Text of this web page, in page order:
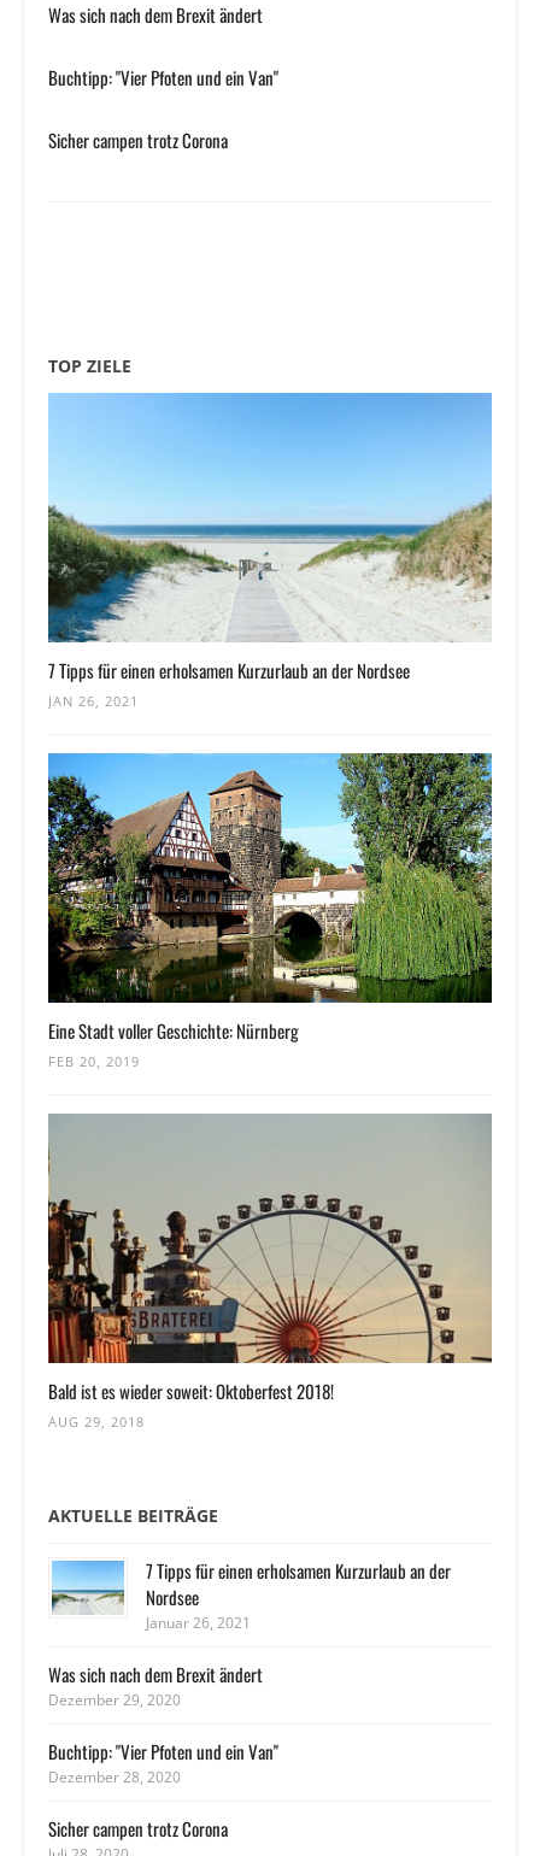
Was sich nach dem Brexit ändert
Buchtipp: "Vier Pfoten und ein Van"
Sicher campen trotz Corona
TOP ZIELE
7 Tipps für einen erholsamen Kurzurlaub an der Nordsee
JAN 26, 2021
Eine Stadt voller Geschichte: Nürnberg
FEB 20, 2019
Bald ist es wieder soweit: Oktoberfest 2018!
AUG 29, 2018
AKTUELLE BEITRÄGE
7 Tipps für einen erholsamen Kurzurlaub an der
Nordsee
Januar 26, 2021
Was sich nach dem Brexit ändert
Dezember 29, 2020
Buchtipp: "Vier Pfoten und ein Van"
Dezember 28, 2020
Sicher campen trotz Corona